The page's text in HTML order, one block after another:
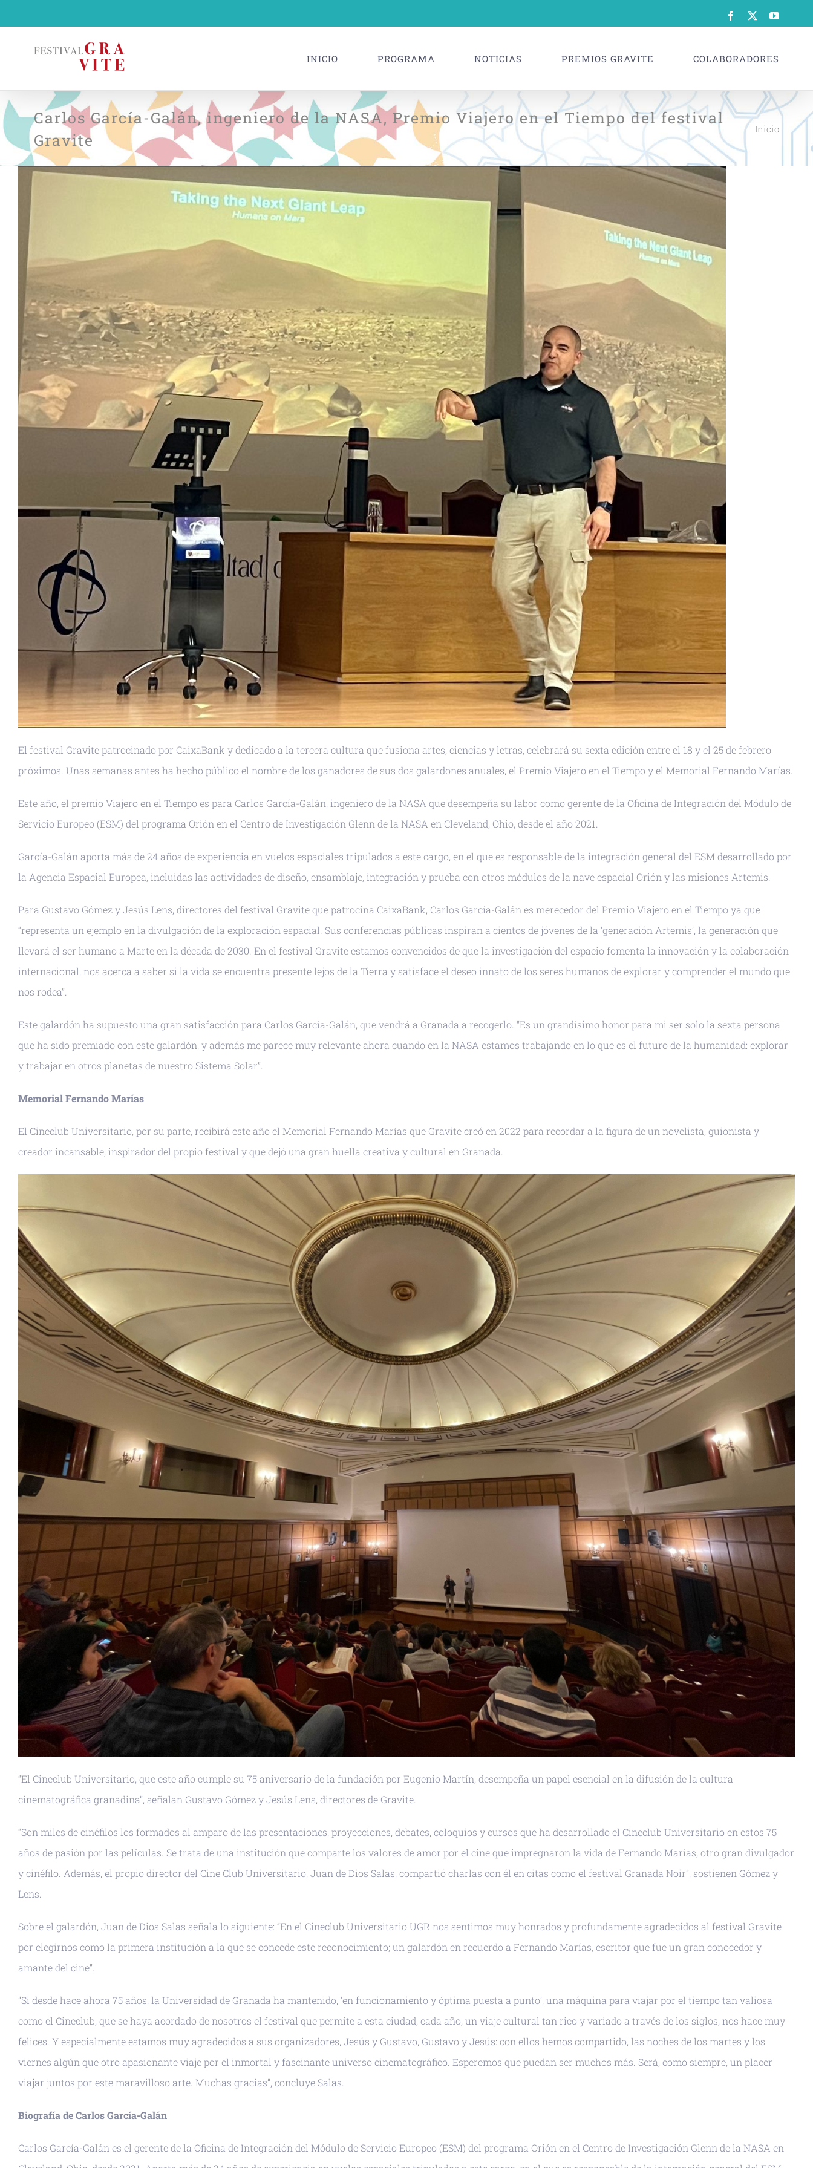
al
contenido
Facebook
INICIO PROGRAMA NOTICIAS PREMIOS GRAVITE COLABORADORES
Carlos García-Galán, ingeniero de la NASA, Premio Viajero en el Tiempo del festival
Gravite
Inicio
El festival Gravite patrocinado por CaixaBank y dedicado a la tercera cultura que fusiona artes, ciencias y letras, celebrará su sexta edición entre el 18 y el 25 de febrero
próximos. Unas semanas antes ha hecho público el nombre de los ganadores de sus dos galardones anuales, el Premio Viajero en el Tiempo y el Memorial Fernando Marías.
Este año, el premio Viajero en el Tiempo es para Carlos García-Galán, ingeniero de la NASA que desempeña su labor como gerente de la Oficina de Integración del Módulo de
Servicio Europeo (ESM) del programa Orión en el Centro de Investigación Glenn de la NASA en Cleveland, Ohio, desde el año 2021.
García-Galán aporta más de 24 años de experiencia en vuelos espaciales tripulados a este cargo, en el que es responsable de la integración general del ESM desarrollado por
la Agencia Espacial Europea, incluidas las actividades de diseño, ensamblaje, integración y prueba con otros módulos de la nave espacial Orión y las misiones Artemis.
Para Gustavo Gómez y Jesús Lens, directores del festival Gravite que patrocina CaixaBank, Carlos García-Galán es merecedor del Premio Viajero en el Tiempo ya que
“representa un ejemplo en la divulgación de la exploración espacial. Sus conferencias públicas inspiran a cientos de jóvenes de la ‘generación Artemis’, la generación que
llevará el ser humano a Marte en la década de 2030. En el festival Gravite estamos convencidos de que la investigación del espacio fomenta la innovación y la colaboración
internacional, nos acerca a saber si la vida se encuentra presente lejos de la Tierra y satisface el deseo innato de los seres humanos de explorar y comprender el mundo que
nos rodea”.
Este galardón ha supuesto una gran satisfacción para Carlos García-Galán, que vendrá a Granada a recogerlo. “Es un grandísimo honor para mi ser solo la sexta persona
que ha sido premiado con este galardón, y además me parece muy relevante ahora cuando en la NASA estamos trabajando en lo que es el futuro de la humanidad: explorar
y trabajar en otros planetas de nuestro Sistema Solar”.
Memorial Fernando Marías
El Cineclub Universitario, por su parte, recibirá este año el Memorial Fernando Marías que Gravite creó en 2022 para recordar a la figura de un novelista, guionista y
creador incansable, inspirador del propio festival y que dejó una gran huella creativa y cultural en Granada.
“El Cineclub Universitario, que este año cumple su 75 aniversario de la fundación por Eugenio Martín, desempeña un papel esencial en la difusión de la cultura
cinematográfica granadina”, señalan Gustavo Gómez y Jesús Lens, directores de Gravite.
“Son miles de cinéfilos los formados al amparo de las presentaciones, proyecciones, debates, coloquios y cursos que ha desarrollado el Cineclub Universitario en estos 75
años de pasión por las películas. Se trata de una institución que comparte los valores de amor por el cine que impregnaron la vida de Fernando Marías, otro gran divulgador
y cinéfilo. Además, el propio director del Cine Club Universitario, Juan de Dios Salas, compartió charlas con él en citas como el festival Granada Noir”, sostienen Gómez y
Lens.
Sobre el galardón, Juan de Dios Salas señala lo siguiente: “En el Cineclub Universitario UGR nos sentimos muy honrados y profundamente agradecidos al festival Gravite
por elegirnos como la primera institución a la que se concede este reconocimiento; un galardón en recuerdo a Fernando Marías, escritor que fue un gran conocedor y
amante del cine”.
”Si desde hace ahora 75 años, la Universidad de Granada ha mantenido, ‘en funcionamiento y óptima puesta a punto’, una máquina para viajar por el tiempo tan valiosa
como el Cineclub, que se haya acordado de nosotros el festival que permite a esta ciudad, cada año, un viaje cultural tan rico y variado a través de los siglos, nos hace muy
felices. Y especialmente estamos muy agradecidos a sus organizadores, Jesús y Gustavo, Gustavo y Jesús: con ellos hemos compartido, las noches de los martes y los
viernes algún que otro apasionante viaje por el inmortal y fascinante universo cinematográfico. Esperemos que puedan ser muchos más. Será, como siempre, un placer
viajar juntos por este maravilloso arte. Muchas gracias”, concluye Salas.
Biografía de Carlos García-Galán
Carlos García-Galán es el gerente de la Oficina de Integración del Módulo de Servicio Europeo (ESM) del programa Orión en el Centro de Investigación Glenn de la NASA en